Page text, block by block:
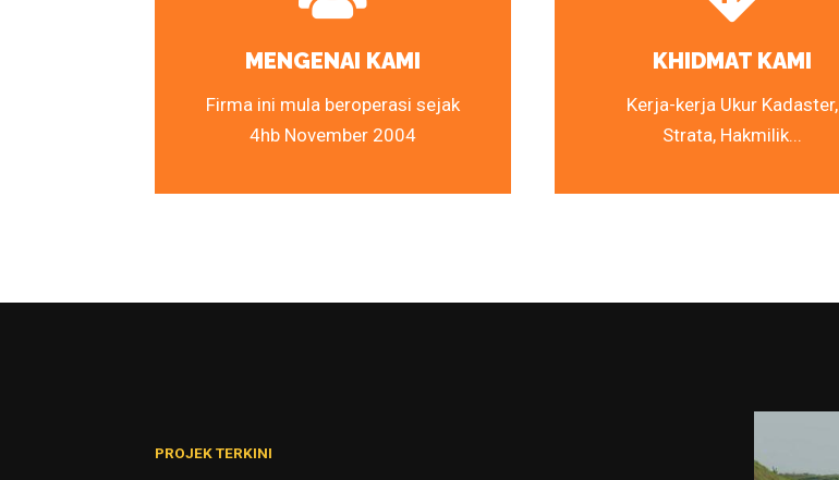
MENGENAI KAMI
Firma ini mula beroperasi sejak
4hb November 2004
KHIDMAT KAMI
Kerja-kerja Ukur Kadaster,
Strata, Hakmilik...
PROJEK TERKINI